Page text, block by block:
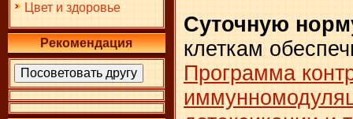
Цвет и здоровье
Рекомендация
Суточную
клеткам
Программа